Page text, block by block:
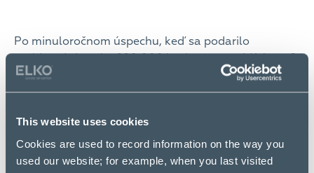
This website uses cookies
Cookies are used to record information on the way you
used our website; for example, when you last visited
Po minuloročnom úspechu, keď sa podarilo
vyzbierať viac ako 280 000 kcal a premeniť ich na 8
500 eur pre Centrum pre deti a rodiny Sereď ,
spoločnosť opäť vyzýva zamestnancov a
charitatívnej výzvy.
Cieľom tohtoročnej výzvy je spoločne vyzbierať 200
000 spálených kalórií, ktoré WESTech premení na 2